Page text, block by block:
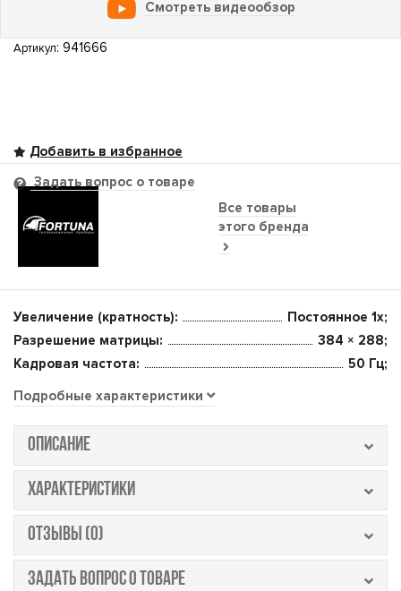
Смотреть видеообзор
Артикул: 941666
Все товары
этого бренда
Задать вопрос о товаре
Увеличение (кратность):
Постоянное 1x;
Разрешение матрицы:
384 × 288;
Кадровая частота:
50 Гц;
Подробные характеристики
ОПИСАНИЕ
ХАРАКТЕРИСТИКИ
ОТЗЫВЫ (0)
ЗАДАТЬ ВОПРОС О ТОВАРЕ